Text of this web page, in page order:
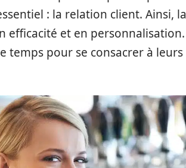
: la relation client. Ainsi,
efficacité et en personnalisation.
temps pour se consacrer à